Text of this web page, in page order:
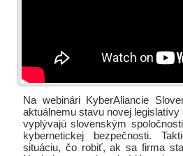
Na webinári KyberAliancie
aktuálnemu stavu novej
vyplývajú slovenským
kybernetickej bezpečnosti.
situáciu, čo robiť, ak sa firma